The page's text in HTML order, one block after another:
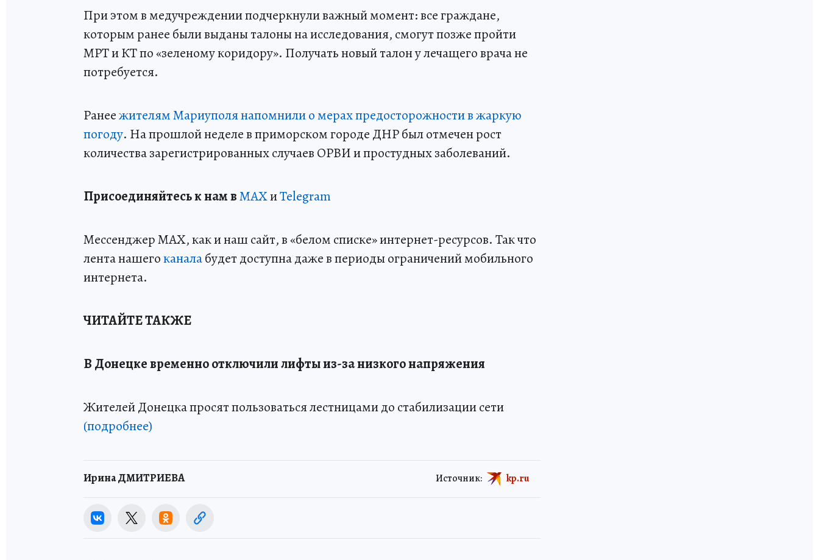
При этом в медучреждении подчеркнули важный момент: все граждане,
которым ранее были выданы талоны на исследования, смогут позже пройти
МРТ и КТ по «зеленому коридору». Получать новый талон у лечащего врача не
потребуется.
Ранеежителям Мариуполя напомнили о мерах предосторожности в жаркую
погоду. На прошлой неделе в приморском городе ДНР был отмечен рост
количества зарегистрированных случаев ОРВИ и простудных заболеваний.
Присоединяйтесь к нам вMAXиTelegram
Мессенджер MAX, как и наш сайт, в «белом списке» интернет-ресурсов. Так что
лента нашегоканалабудет доступна даже в периоды ограничений мобильного
интернета.
ЧИТАЙТЕ ТАКЖЕ
В Донецке временно отключили лифты из-за низкого напряжения
Жителей Донецка просят пользоваться лестницами до стабилизации сети
(подробнее)
Ирина ДМИТРИЕВА Источник: kp.ru